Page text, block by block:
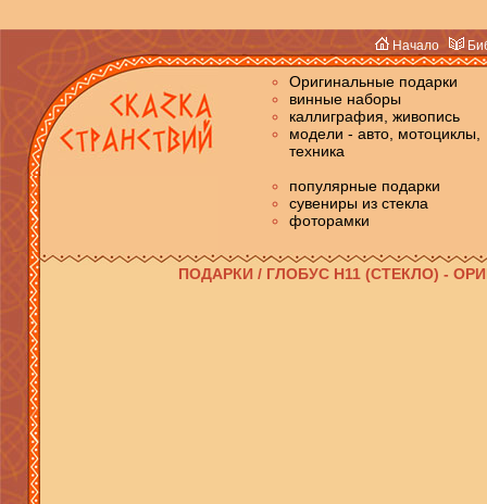
Начало
Оригинальные подарки
винные наборы
каллиграфия, живопись
модели - авто, мотоциклы,
техника
популярные подарки
сувениры из стекла
фоторамки
ПОДАРКИ / ГЛОБУС H11 (СТЕКЛО) -